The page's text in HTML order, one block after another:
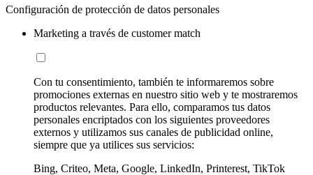
Configuración de protección de datos personales
Marketing a través de customer match
Con tu consentimiento, también te informaremos sobre
promociones externas en nuestro sitio web y te mostraremos
productos relevantes. Para ello, comparamos tus datos
personales encriptados con los siguientes proveedores
externos y utilizamos sus canales de publicidad online,
siempre que ya utilices sus servicios:
Bing, Criteo, Meta, Google, LinkedIn, Printerest, TikTok